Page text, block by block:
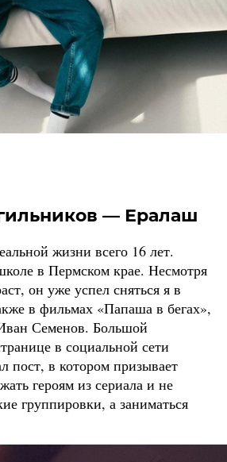
— Ералаш
жизни всего 16 лет.
в Пермском крае. Несмотря
он уже успел сняться я в
в фильмах «Папаша в бегах»,
Семенов. Большой
в социальной сети
пост, в котором призывает
героям из сериала и не
группировки, а заниматься